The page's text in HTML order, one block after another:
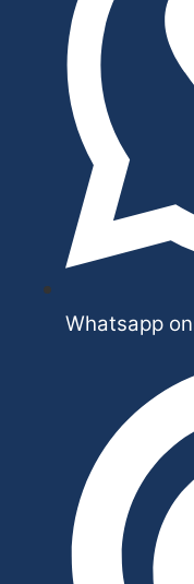
Whatsapp